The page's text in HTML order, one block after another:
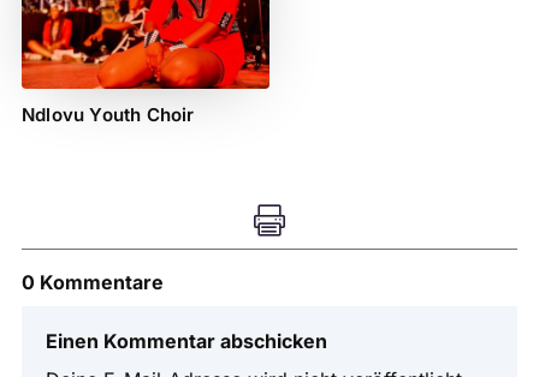
Ndlovu Youth Choir

0 Kommentare
Einen Kommentar abschicken